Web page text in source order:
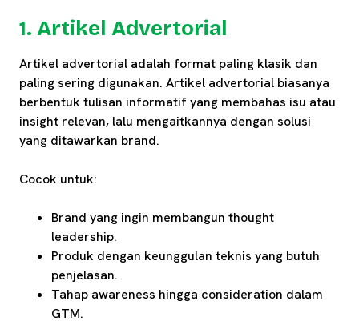
1. Artikel Advertorial
Artikel advertorial adalah format paling klasik dan
paling sering digunakan. Artikel advertorial biasanya
berbentuk tulisan informatif yang membahas isu atau
insight relevan, lalu mengaitkannya dengan solusi
yang ditawarkan brand.
Cocok untuk:
Brand yang ingin membangun thought
leadership.
Produk dengan keunggulan teknis yang butuh
penjelasan.
Tahap awareness hingga consideration dalam
GTM.